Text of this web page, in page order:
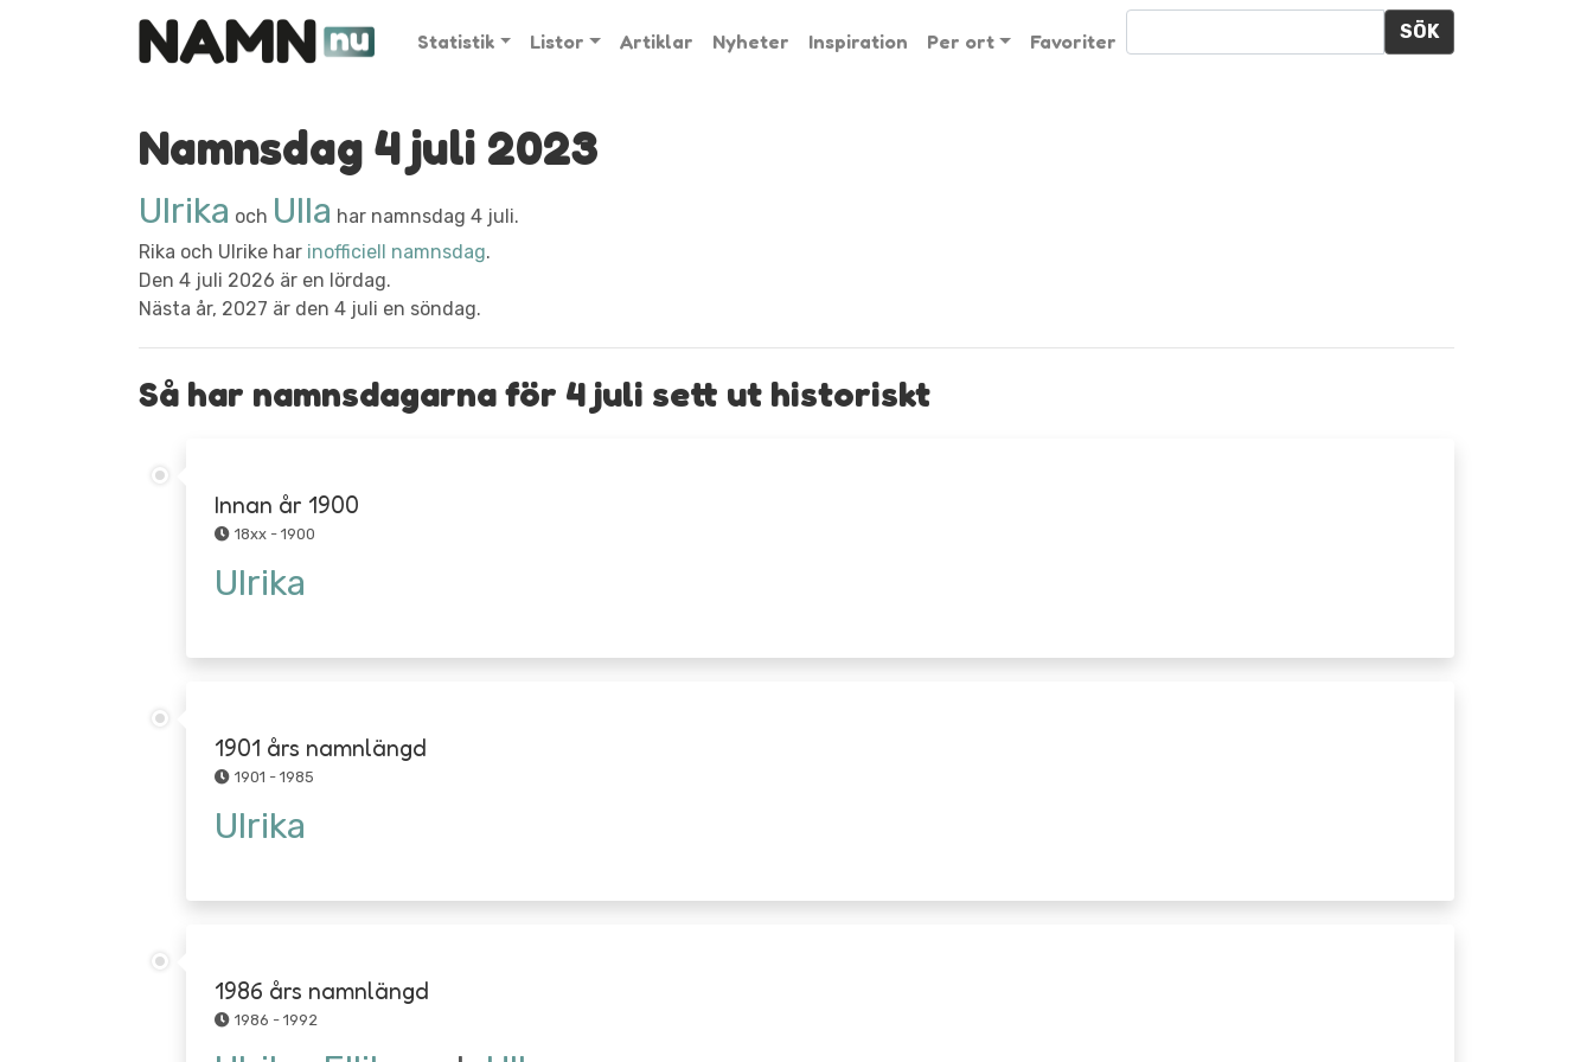
Statistik Listor Artiklar Nyheter Inspiration Per ort Favoriter SÖK
Namnsdag 4 juli 2023
Ulrika och Ulla har namnsdag 4 juli.
Rika och Ulrike har inofficiell namnsdag.
Den 4 juli 2026 är en lördag.
Nästa år, 2027 är den 4 juli en söndag.
Så har namnsdagarna för 4 juli sett ut historiskt
Innan år 1900
18xx - 1900
Ulrika
1901 års namnlängd
1901 - 1985
Ulrika
1986 års namnlängd
1986 - 1992